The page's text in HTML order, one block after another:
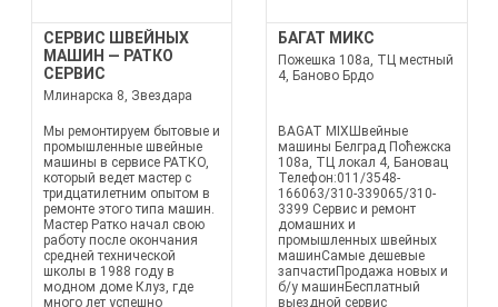
СЕРВИС ШВЕЙНЫХ
МАШИН — РАТКО
СЕРВИС
Млинарска 8, Звездара
Мы ремонтируем бытовые и
промышленные швейные
машины в сервисе РАТКО,
который ведет мастер с
тридцатилетним опытом в
ремонте этого типа машин.
Мастер Ратко начал свою
работу после окончания
средней технической
школы в 1988 году в
модном доме Клуз, где
много лет успешно
БАГАТ МИКС
Пожешка 108а, ТЦ местный
4, Баново Брдо
BAGAT MIXШвейные
машины Белград Поћежска
108а, ТЦ локал 4, Бановац
Телефон:011/3548-
166063/310-339065/310-
3399 Сервис и ремонт
домашних и
промышленных швейных
машинСамые дешевые
запчастиПродажа новых и
б/у машинБесплатный
выездной сервис